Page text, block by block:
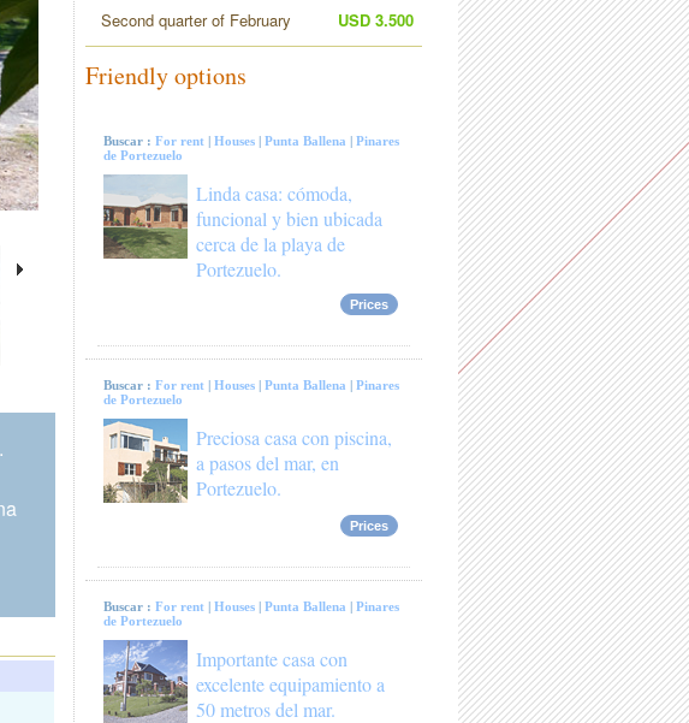
Second quarter of February
USD 3.500
Friendly options
Buscar : For rent | Houses | Punta Ballena | Pinares
de Portezuelo
Linda casa: cómoda,
funcional y bien ubicada
cerca de la playa de
Portezuelo.
Prices
Buscar : For rent | Houses | Punta Ballena | Pinares
de Portezuelo
Preciosa casa con piscina,
a pasos del mar, en
Portezuelo.
Prices
Buscar : For rent | Houses | Punta Ballena | Pinares
de Portezuelo
Importante casa con
excelente equipamiento a
50 metros del mar.